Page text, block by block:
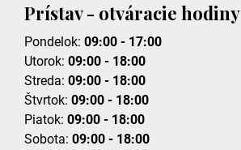
Prístav - otváracie hodiny
Pondelok: 09:00 - 17:00
Utorok: 09:00 - 18:00
Streda: 09:00 - 18:00
Štvrtok: 09:00 - 18:00
Piatok: 09:00 - 18:00
Sobota: 09:00 - 18:00